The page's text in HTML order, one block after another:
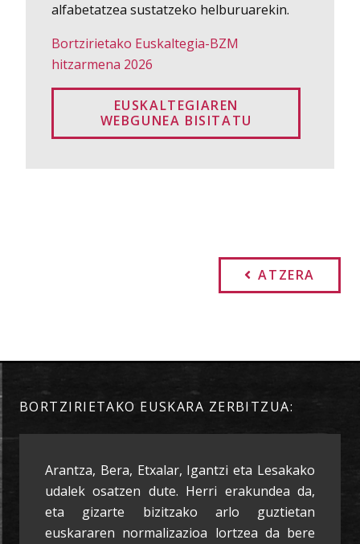
alfabetatzea sustatzeko helburuarekin.
Bortzirietako Euskaltegia-BZM
hitzarmena 2026
EUSKALTEGIAREN
WEBGUNEA BISITATU
ATZERA
BORTZIRIETAKO EUSKARA ZERBITZUA:
Arantza, Bera, Etxalar, Igantzi eta Lesakako
udalek osatzen dute. Herri erakundea da,
eta gizarte bizitzako arlo guztietan
euskararen normalizazioa lortzea da bere